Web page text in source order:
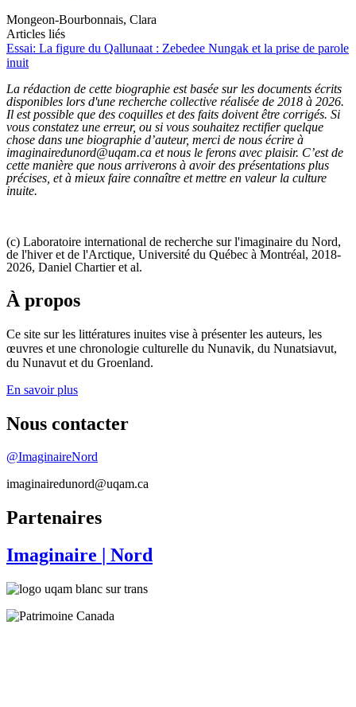
Mongeon-Bourbonnais, Clara
Articles liés
Essai: La figure du Qallunaat : Zebedee Nungak et la prise de parole
inuit
La rédaction de cette biographie est basée sur les documents écrits
disponibles lors d'une recherche collective réalisée de 2018 à 2026.
Il est possible que des coquilles et des faits doivent être corrigés. Si
vous constatez une erreur, ou si vous souhaitez rectifier quelque
chose dans une biographie d’auteur, merci de nous écrire à
imaginairedunord@uqam.ca et nous le ferons avec plaisir. C’est de
cette manière que nous arriverons à avoir des présentations plus
précises, et à mieux faire connaître et mettre en valeur la culture
inuite.
(c) Laboratoire international de recherche sur l'imaginaire du Nord,
de l'hiver et de l'Arctique, Université du Québec à Montréal, 2018-
2026, Daniel Chartier et al.
À propos
Ce site sur les littératures inuites vise à présenter les auteurs, les
œuvres et une chronologie culturelle du Nunavik, du Nunatsiavut,
du Nunavut et du Groenland.
En savoir plus
Nous contacter
@ImaginaireNord
imaginairedunord@uqam.ca
Partenaires
Imaginaire
| Nord